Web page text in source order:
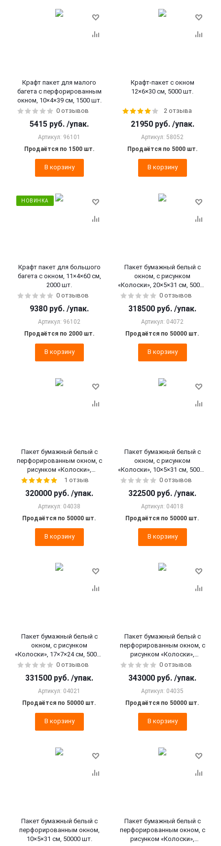
Крафт пакет для малого
багета с перфорированным
окном, 10×4×39 см, 1500 шт.
0 отзывов
5415 руб. /упак.
Артикул: 96101
Продаётся по 1500 шт.
В корзину
Крафт-пакет с окном
12×6×30 см, 5000 шт.
2 отзыва
21950 руб. /упак.
Артикул: 58052
Продаётся по 5000 шт.
В корзину
НОВИНКА
Крафт пакет для большого
багета с окном, 11×4×60 см,
2000 шт.
0 отзывов
9380 руб. /упак.
Артикул: 96102
Продаётся по 2000 шт.
В корзину
Пакет бумажный белый с
окном, с рисунком
«Колоски», 20×5×31 см, 50000
шт.
0 отзывов
318500 руб. /упак.
Артикул: 04072
Продаётся по 50000 шт.
В корзину
Пакет бумажный белый с
перфорированным окном, с
рисунком «Колоски»,
17×7×39 см, 50000 шт.
1 отзыв
320000 руб. /упак.
Артикул: 04038
Продаётся по 50000 шт.
В корзину
Пакет бумажный белый с
окном, с рисунком
«Колоски», 10×5×31 см, 50000
шт.
0 отзывов
322500 руб. /упак.
Артикул: 04018
Продаётся по 50000 шт.
В корзину
Пакет бумажный белый с
окном, с рисунком
«Колоски», 17×7×24 см, 50000
шт.
0 отзывов
331500 руб. /упак.
Артикул: 04021
Продаётся по 50000 шт.
В корзину
Пакет бумажный белый с
перфорированным окном, с
рисунком «Колоски»,
10×5×31 см, 50000 шт.
0 отзывов
343000 руб. /упак.
Артикул: 04035
Продаётся по 50000 шт.
В корзину
Пакет бумажный белый с
перфорированным окном,
10×5×31 см, 50000 шт.
Пакет бумажный белый с
перфорированным окном, с
рисунком «Колоски»,